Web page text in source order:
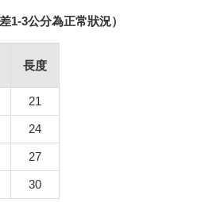
1-3公分為正常狀況）
長度
21
24
27
30